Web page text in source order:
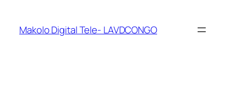
Makolo Digital Tele- LAVDCONGO